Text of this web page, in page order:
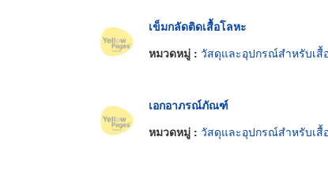
เข็มกลัดติดเสื้อโลหะ
หมวดหมู่ : วัสดุและอุปกรณ์สำหรับเสื้
เอกอาภรณ์ภัณฑ์
หมวดหมู่ : วัสดุและอุปกรณ์สำหรับเสื้